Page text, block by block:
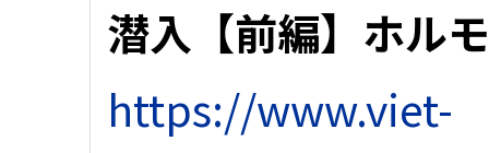
潜入【前編】ホル
https://www.viet-